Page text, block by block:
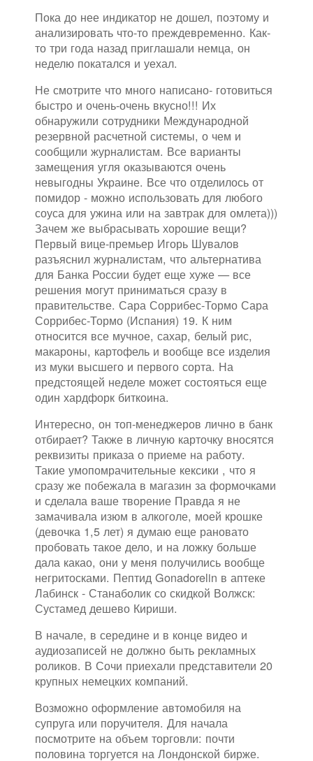
Пока до нее индикатор не дошел, поэтому и
анализировать что-то преждевременно. Как-
то три года назад приглашали немца, он
неделю покатался и уехал.
Не смотрите что много написано- готовиться
быстро и очень-очень вкусно!!! Их
обнаружили сотрудники Международной
резервной расчетной системы, о чем и
сообщили журналистам. Все варианты
замещения угля оказываются очень
невыгодны Украине. Все что отделилось от
помидор - можно использовать для любого
соуса для ужина или на завтрак для омлета)))
Зачем же выбрасывать хорошие вещи?
Первый вице-премьер Игорь Шувалов
разъяснил журналистам, что альтернатива
для Банка России будет еще хуже — все
решения могут приниматься сразу в
правительстве. Сара Соррибес-Тормо Сара
Соррибес-Тормо (Испания) 19. К ним
относится все мучное, сахар, белый рис,
макароны, картофель и вообще все изделия
из муки высшего и первого сорта. На
предстоящей неделе может состояться еще
один хардфорк биткоина.
Интересно, он топ-менеджеров лично в банк
отбирает? Также в личную карточку вносятся
реквизиты приказа о приеме на работу.
Такие умопомрачительные кексики , что я
сразу же побежала в магазин за формочками
и сделала ваше творение Правда я не
замачивала изюм в алкоголе, моей крошке
(девочка 1,5 лет) я думаю еще рановато
пробовать такое дело, и на ложку больше
дала какао, они у меня получились вообще
негритосками. Пептид Gonadorelin в аптеке
Лабинск - Станаболик со скидкой Волжск:
Сустамед дешево Кириши.
В начале, в середине и в конце видео и
аудиозаписей не должно быть рекламных
роликов. В Сочи приехали представители 20
крупных немецких компаний.
Возможно оформление автомобиля на
супруга или поручителя. Для начала
посмотрите на объем торговли: почти
половина торгуется на Лондонской бирже.